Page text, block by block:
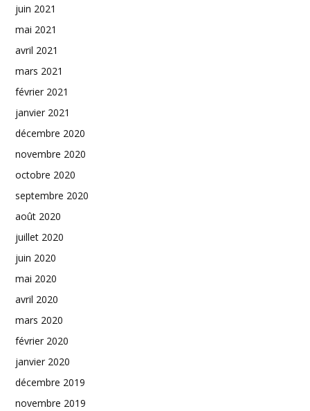
juin 2021
mai 2021
avril 2021
mars 2021
février 2021
janvier 2021
décembre 2020
novembre 2020
octobre 2020
septembre 2020
août 2020
juillet 2020
juin 2020
mai 2020
avril 2020
mars 2020
février 2020
janvier 2020
décembre 2019
novembre 2019